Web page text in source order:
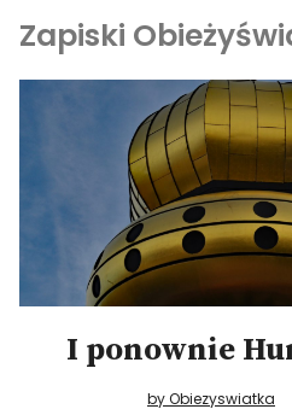
Zapiski
Kultura i sztuka
Kątem oka
O-fiszki
Niezwyczajne ściany
I ponownie
by Obiezyswiatka